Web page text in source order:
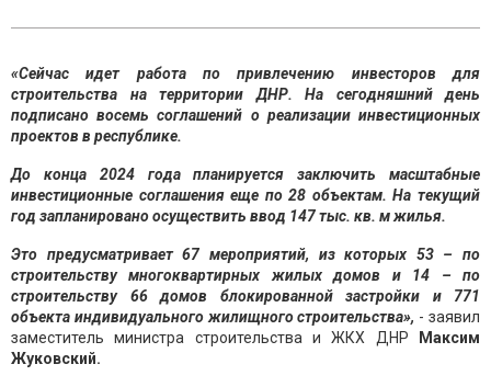
«Сейчас идет работа по привлечению инвесторов для
строительства на территории ДНР. На сегодняшний день
подписано восемь соглашений о реализации инвестиционных
проектов в республике.
До конца 2024 года планируется заключить масштабные
инвестиционные соглашения еще по 28 объектам. На текущий
год запланировано осуществить ввод 147 тыс. кв. м жилья.
Это предусматривает 67 мероприятий, из которых 53 – по
строительству многоквартирных жилых домов и 14 – по
строительству 66 домов блокированной застройки и 771
объекта индивидуального жилищного строительства», - заявил
заместитель министра строительства и ЖКХ ДНР
Максим
Жуковский.